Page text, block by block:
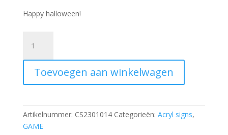
Happy halloween!
aantal
Toevoegen aan winkelwagen
Artikelnummer: CS2301014 Categorieën: Acryl signs,
GAME